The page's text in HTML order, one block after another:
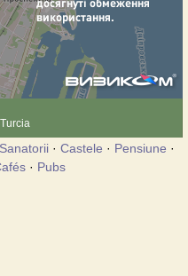
Sanatorii· Castele · Pensiune ·
· Pubs